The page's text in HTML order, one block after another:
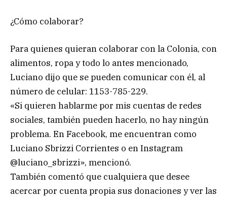
¿Cómo colaborar?
Para quienes quieran colaborar con la Colonia, con
alimentos, ropa y todo lo antes mencionado,
Luciano dijo que se pueden comunicar con él, al
número de celular: 1153-785-229.
«Si quieren hablarme por mis cuentas de redes
sociales, también pueden hacerlo, no hay ningún
problema. En Facebook, me encuentran como
Luciano Sbrizzi Corrientes o en Instagram
@luciano_sbrizzi», mencionó.
También comentó que cualquiera que desee
acercar por cuenta propia sus donaciones y ver las